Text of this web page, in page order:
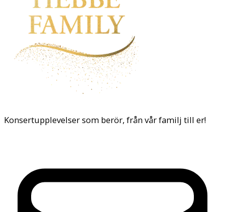
Konsertupplevelser som berör, från vår familj till er!